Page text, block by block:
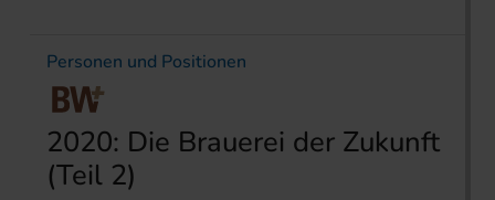
Personen und Positionen
2020: Die Brauerei der Zukunft
(Teil 2)